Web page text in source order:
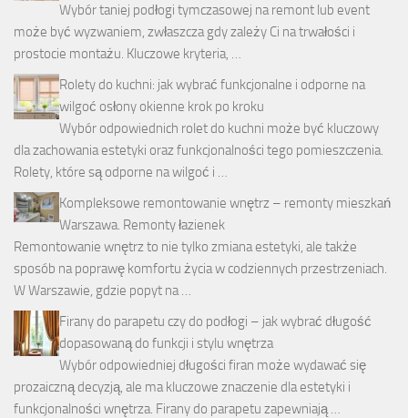
Wybór taniej podłogi tymczasowej na remont lub event
może być wyzwaniem, zwłaszcza gdy zależy Ci na trwałości i
prostocie montażu. Kluczowe kryteria, …
Rolety do kuchni: jak wybrać funkcjonalne i odporne na
wilgoć osłony okienne krok po kroku
Wybór odpowiednich rolet do kuchni może być kluczowy
dla zachowania estetyki oraz funkcjonalności tego pomieszczenia.
Rolety, które są odporne na wilgoć i …
Kompleksowe remontowanie wnętrz – remonty mieszkań
Warszawa. Remonty łazienek
Remontowanie wnętrz to nie tylko zmiana estetyki, ale także
sposób na poprawę komfortu życia w codziennych przestrzeniach.
W Warszawie, gdzie popyt na …
Firany do parapetu czy do podłogi – jak wybrać długość
dopasowaną do funkcji i stylu wnętrza
Wybór odpowiedniej długości firan może wydawać się
prozaiczną decyzją, ale ma kluczowe znaczenie dla estetyki i
funkcjonalności wnętrza. Firany do parapetu zapewniają …